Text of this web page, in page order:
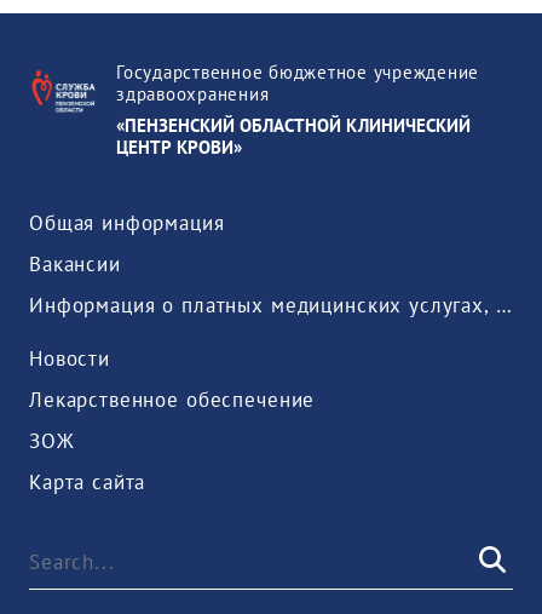
Государственное бюджетное учреждение
здравоохранения
«ПЕНЗЕНСКИЙ ОБЛАСТНОЙ КЛИНИЧЕСКИЙ
ЦЕНТР КРОВИ»
Общая информация
Вакансии
Информация о платных медицинских услугах, предоставляемых медицинской организацией
Новости
Лекарственное обеспечение
ЗОЖ
Карта сайта